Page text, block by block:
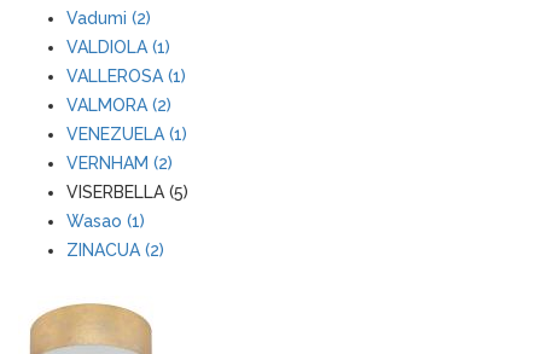
Vadumi (2)
VALDIOLA (1)
VALLEROSA (1)
VALMORA (2)
VENEZUELA (1)
VERNHAM (2)
VISERBELLA (5)
Wasao (1)
ZINACUA (2)